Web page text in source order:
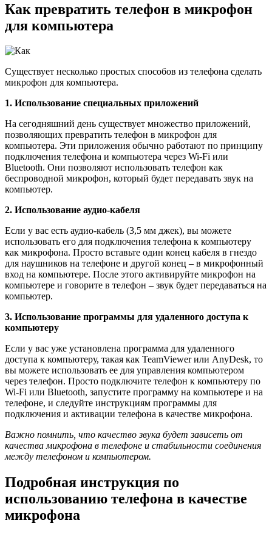
Как превратить телефон в микрофон
для компьютера
Существует несколько простых способов из телефона сделать
микрофон для компьютера.
1. Использование специальных приложений
На сегодняшний день существует множество приложений,
позволяющих превратить телефон в микрофон для
компьютера. Эти приложения обычно работают по принципу
подключения телефона и компьютера через Wi-Fi или
Bluetooth. Они позволяют использовать телефон как
беспроводной микрофон, который будет передавать звук на
компьютер.
2. Использование аудио-кабеля
Если у вас есть аудио-кабель (3,5 мм джек), вы можете
использовать его для подключения телефона к компьютеру
как микрофона. Просто вставьте один конец кабеля в гнездо
для наушников на телефоне и другой конец – в микрофонный
вход на компьютере. После этого активируйте микрофон на
компьютере и говорите в телефон – звук будет передаваться на
компьютер.
3. Использование программы для удаленного доступа к
компьютеру
Если у вас уже установлена программа для удаленного
доступа к компьютеру, такая как TeamViewer или AnyDesk, то
вы можете использовать ее для управления компьютером
через телефон. Просто подключите телефон к компьютеру по
Wi-Fi или Bluetooth, запустите программу на компьютере и на
телефоне, и следуйте инструкциям программы для
подключения и активации телефона в качестве микрофона.
Важно помнить, что качество звука будет зависеть от
качества микрофона в телефоне и стабильности соединения
между телефоном и компьютером.
Подробная инструкция по
использованию телефона в качестве
микрофона